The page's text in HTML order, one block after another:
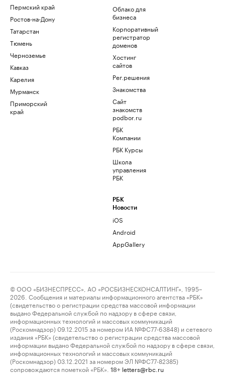
Пермский край
Ростов-на-Дону
Татарстан
Тюмень
Черноземье
Кавказ
Карелия
Мурманск
Приморский
край
Облако для
бизнеса
Корпоративный
регистратор
доменов
Хостинг
сайтов
Рег.решения
Знакомства
Сайт
знакомств
podbor.ru
РБК
Компании
РБК Курсы
Школа
управления
РБК
РБК
Новости
iOS
Android
AppGallery
© ООО «БИЗНЕСПРЕСС», АО «РОСБИЗНЕСКОНСАЛТИНГ», 1995–
2026. Сообщения и материалы информационного агентства «РБК»
(свидетельство о регистрации средства массовой информации
выдано Федеральной службой по надзору в сфере связи,
информационных технологий и массовых коммуникаций
(Роскомнадзор) 09.12.2015 за номером ИА №ФС77-63848) и сетевого
издания «РБК» (свидетельство о регистрации средства массовой
информации выдано Федеральной службой по надзору в сфере связи,
информационных технологий и массовых коммуникаций
(Роскомнадзор) 03.12.2021 за номером ЭЛ №ФС77-82385)
сопровождаются пометкой «РБК».
18+ letters@rbc.ru